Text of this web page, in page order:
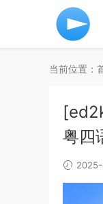
当前位置：
粤四